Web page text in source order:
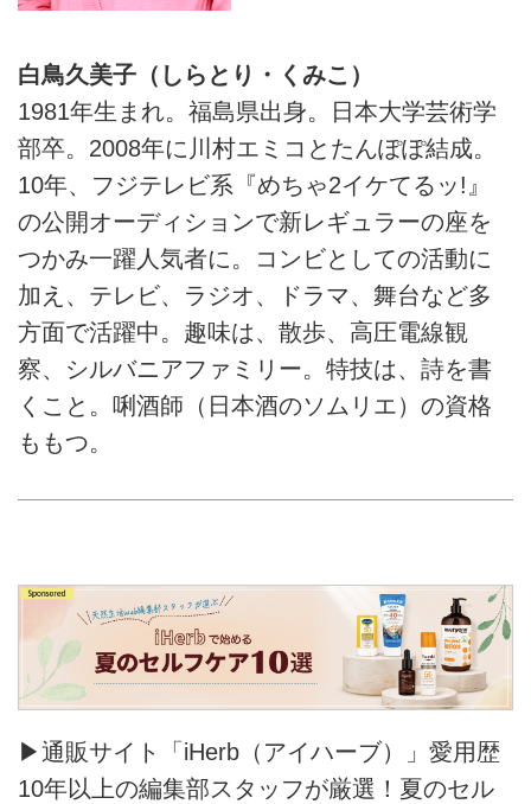
白鳥久美子（しらとり・くみこ）
1981年生まれ。福島県出身。日本大学芸術学
部卒。2008年に川村エミコとたんぽぽ結成。
10年、フジテレビ系『めちゃ2イケてるッ!』
の公開オーディションで新レギュラーの座を
つかみ一躍人気者に。コンビとしての活動に
加え、テレビ、ラジオ、ドラマ、舞台など多
方面で活躍中。趣味は、散歩、高圧電線観
察、シルバニアファミリー。特技は、詩を書
くこと。唎酒師（日本酒のソムリエ）の資格
ももつ。
▶通販サイト「iHerb（アイハーブ）」愛用歴
10年以上の編集部スタッフが厳選！夏のセル